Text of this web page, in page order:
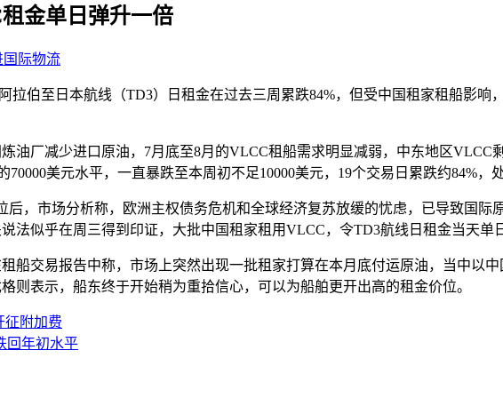
金单日弹升一倍
国际物流
拉伯至日本航线（TD3）日租金在过去三周累跌84%，但受中国租家租船影
油厂减少进口原油，7月底至8月的VLCC租船需求明显减弱，中东地区
美元水平，一直暴跌至本周初不足10000美元，19个交易日累跌约84%，
后，市场分析称，欧洲主权债务危机和全球经济复苏放缓的忧虑，已导致国
法似乎在周三得到印证，大批中国租家租用VLCC，令TD3航线日租金当天单
船交易报告中称，市场上突然出现一批租家打算在本月底付运原油，当中以
则表示，船东终于开始稍为重拾信心，可以为船舶更开出高的租金价位。
征附加费
回年初水平